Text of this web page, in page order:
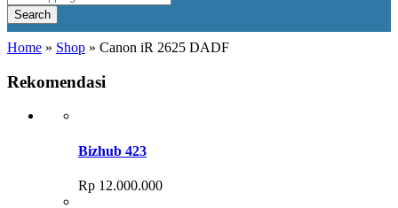
Search
Home » Shop » Canon iR 2625 DADF
Rekomendasi
Bizhub 423
Rp 12.000.000